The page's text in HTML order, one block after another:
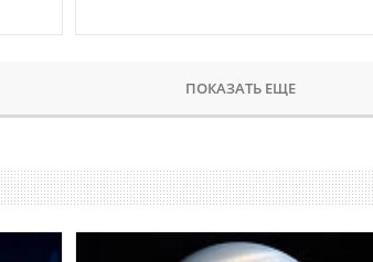
ПОКАЗАТЬ ЕЩЕ